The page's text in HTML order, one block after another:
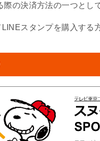
の決済方法の一つとし
スタンプを購入する